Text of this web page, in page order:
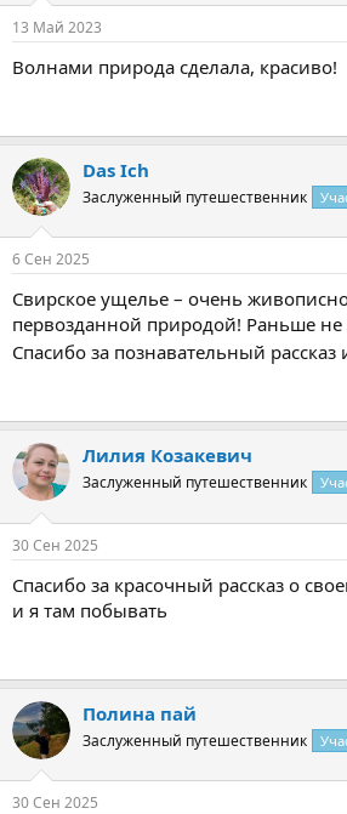
13 Май 2023
Волнами природа сделала, красиво!
Das Ich
Заслуженный путешественник
6 Сен 2025
Свирское ущелье – очень
первозданной природой! Раньше не
Спасибо за познавательный
Лилия Козакевич
Заслуженный путешественник
30 Сен 2025
Спасибо за красочный рассказ о
и я там побывать
Полина пай
Заслуженный путешественник
30 Сен 2025